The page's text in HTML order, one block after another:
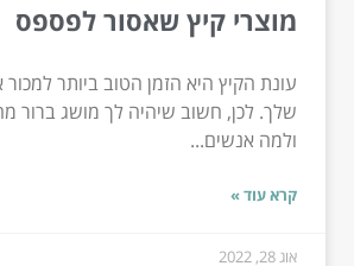
מוצרי קיץ שאסור לפספס
עונת הקיץ היא הזמן הטוב ביותר
שלך. לכן, חשוב שיהיה לך מושג ברור
ולמה אנשים...
קרא עוד »
אוג 28, 2022